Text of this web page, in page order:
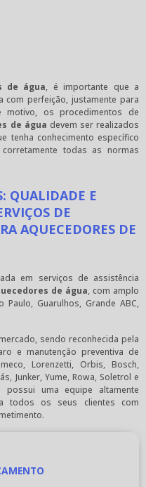
de água, é importante que a
com perfeição, justamente para
motivo, os procedimentos de
de água devem ser realizados
tenha conhecimento específico
todas as normas
QUALIDADE E
DE
AQUECEDORES DE
em serviços de assistência
de água, com amplo
Guarulhos, Grande ABC,
sendo reconhecida pela
e manutenção preventiva de
Lorenzetti, Orbis, Bosch,
Junker, Yume, Rowa, Soletrol e
possui uma equipe altamente
todos os seus clientes com